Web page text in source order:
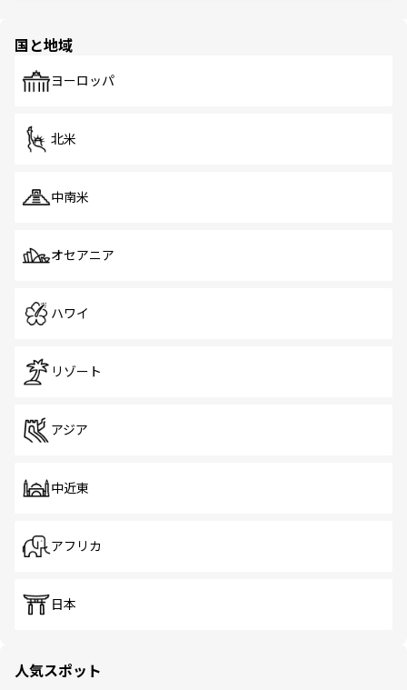
で、ホーカーズは地元の風情を楽しめる外せないスポット
国と地域
ヨーロッパ
北米
中南米
オセアニア
ハワイ
リゾート
アジア
中近東
アフリカ
日本
人気スポット